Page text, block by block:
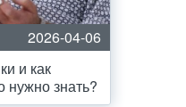
2026-04-06
и как
нужно знать?